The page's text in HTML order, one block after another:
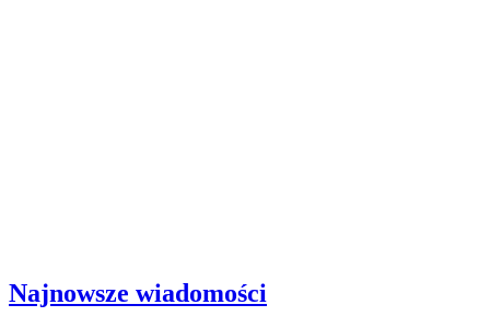
Najnowsze wiadomości